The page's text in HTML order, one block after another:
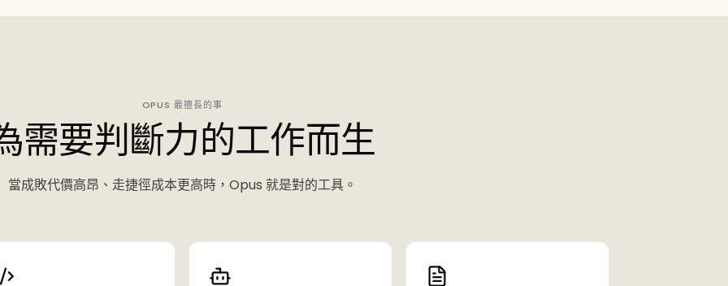
OPUS 最擅長的事
需要判斷力的工作而生
當成敗代價高昂、走捷徑成本更高時，Opus 就是對的工具。